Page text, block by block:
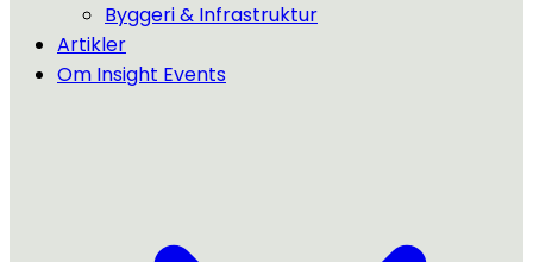
Byggeri & Infrastruktur
Artikler
Om Insight Events